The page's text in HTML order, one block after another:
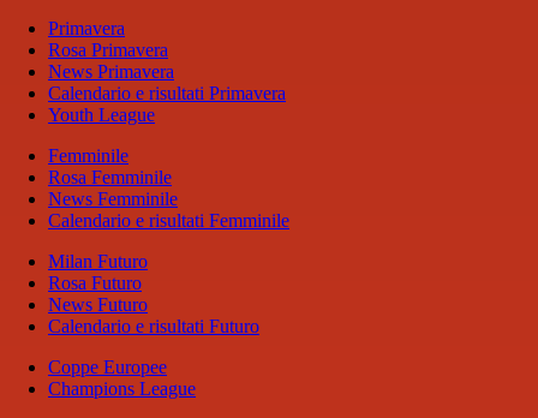
Primavera
Rosa Primavera
News Primavera
Calendario e risultati Primavera
Youth League
Femminile
Rosa Femminile
News Femminile
Calendario e risultati Femminile
Milan Futuro
Rosa Futuro
News Futuro
Calendario e risultati Futuro
Coppe Europee
Champions League